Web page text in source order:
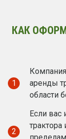
КАК
1
аренды
области
2
Если вас
трактора